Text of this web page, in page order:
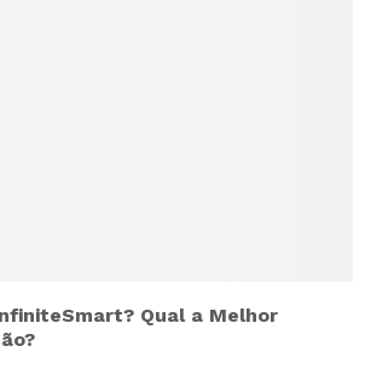
Qual a Melhor